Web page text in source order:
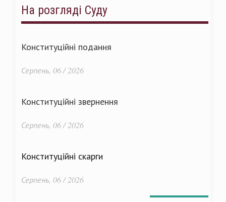
На розгляді Суду
Конституційні подання
Серпень, 06 / 2026
Конституційні звернення
Серпень, 06 / 2026
Конституційні скарги
Серпень, 06 / 2026